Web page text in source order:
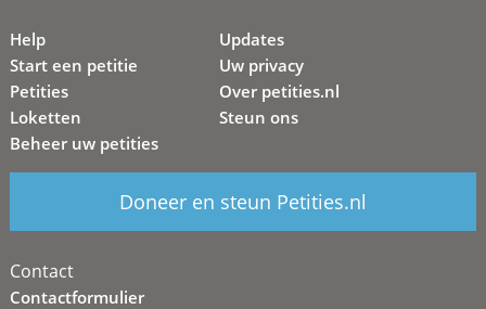
Help
Start een petitie
Petities
Loketten
Beheer uw petities
Updates
Uw privacy
Over petities.nl
Steun ons
Doneer en steun Petities.nl
Contact
Contactformulier